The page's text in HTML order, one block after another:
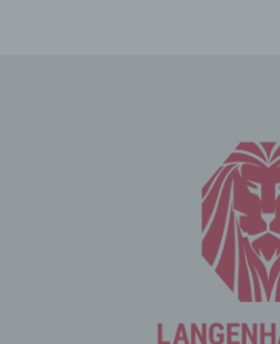
es, den Nutzern die
zu erleichtern. Der Benutzer
Cookies verwendet, muss
Besuch der Internetseite
eingeben, weil dies von der
dem Computersystem des
übernommen wird. Ein
eines Warenkorbes im